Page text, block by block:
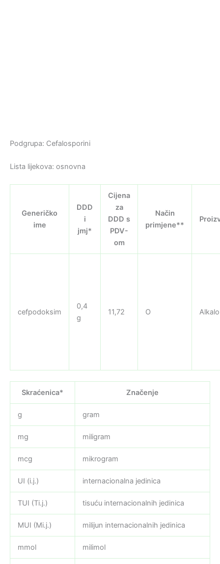
Podgrupa: Cefalosporini
Lista lijekova: osnovna
Generičko
ime
DDD
i
jmj*
Cijena
za
DDD s
PDV-
om
Način
primjene**
cefpodoksim
0,4
g
11,72 O
Skraćenica* Značenje
g gram
mg miligram
mcg mikrogram
UI (i.j.) internacionalna jedinica
TUI (Ti.j.) tisuću internacionalnih jedinica
MUI (Mi.j.) milijun internacionalnih jedinica
mmol milimol